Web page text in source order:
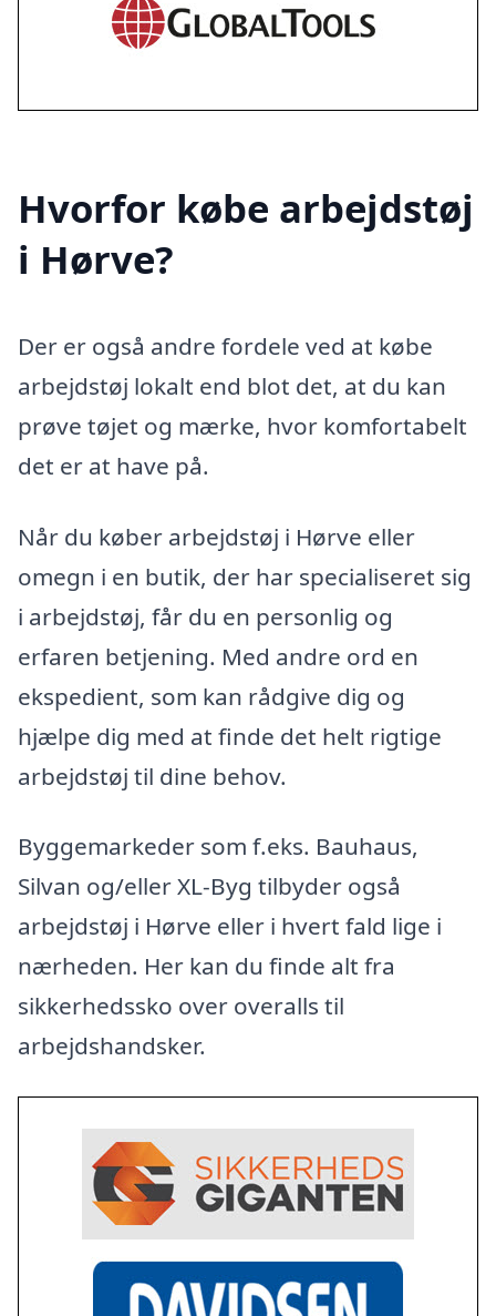
Hvorfor købe arbejdstøj
i Hørve?
Der er også andre fordele ved at købe
arbejdstøj lokalt end blot det, at du kan
prøve tøjet og mærke, hvor komfortabelt
det er at have på.
Når du køber arbejdstøj i Hørve eller
omegn i en butik, der har specialiseret sig
i arbejdstøj, får du en personlig og
erfaren betjening. Med andre ord en
ekspedient, som kan rådgive dig og
hjælpe dig med at finde det helt rigtige
arbejdstøj til dine behov.
Byggemarkeder som f.eks. Bauhaus,
Silvan og/eller XL-Byg tilbyder også
arbejdstøj i Hørve eller i hvert fald lige i
nærheden. Her kan du finde alt fra
sikkerhedssko over overalls til
arbejdshandsker.